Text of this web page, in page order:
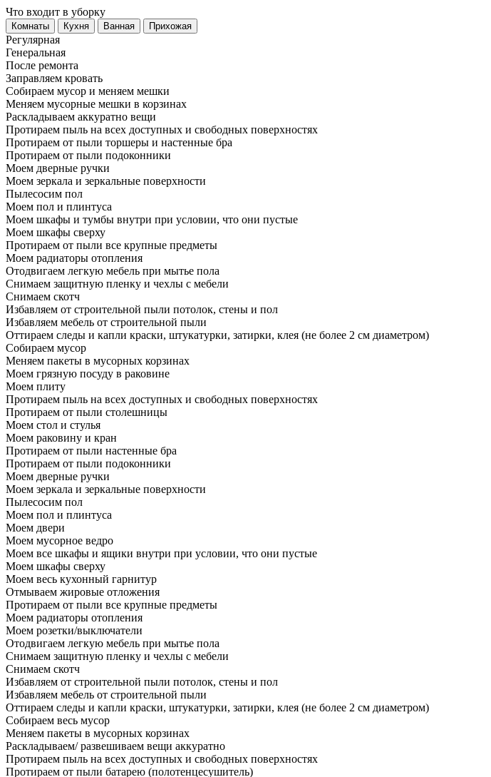
Что входит в уборку
Регу­лярная
Гене­ральная
После ремонта
Заправляем кровать
Собираем мусор и меняем мешки
Меняем мусорные мешки в корзинах
Раскладываем аккуратно вещи
Протираем пыль на всех доступных и свободных поверхностях
Протираем от пыли торшеры и настенные бра
Протираем от пыли подоконники
Моем дверные ручки
Моем зеркала и зеркальные поверхности
Пылесосим пол
Моем пол и плинтуса
Моем шкафы и тумбы внутри при условии, что они пустые
Моем шкафы сверху
Протираем от пыли все крупные предметы
Моем радиаторы отопления
Отодвигаем легкую мебель при мытье пола
Снимаем защитную пленку и чехлы с мебели
Снимаем скотч
Избавляем от строительной пыли потолок, стены и пол
Избавляем мебель от строительной пыли
Оттираем следы и капли краски, штукатурки, затирки, клея (не более 2 см диаметром)
Собираем мусор
Меняем пакеты в мусорных корзинах
Моем грязную посуду в раковине
Моем плиту
Протираем пыль на всех доступных и свободных поверхностях
Протираем от пыли столешницы
Моем стол и стулья
Моем раковину и кран
Протираем от пыли настенные бра
Протираем от пыли подоконники
Моем дверные ручки
Моем зеркала и зеркальные поверхности
Пылесосим пол
Моем пол и плинтуса
Моем двери
Моем мусорное ведро
Моем все шкафы и ящики внутри при условии, что они пустые
Моем шкафы сверху
Моем весь кухонный гарнитур
Отмываем жировые отложения
Протираем от пыли все крупные предметы
Моем радиаторы отопления
Моем розетки/выключатели
Отодвигаем легкую мебель при мытье пола
Снимаем защитную пленку и чехлы с мебели
Снимаем скотч
Избавляем от строительной пыли потолок, стены и пол
Избавляем мебель от строительной пыли
Оттираем следы и капли краски, штукатурки, затирки, клея (не более 2 см диаметром)
Собираем весь мусор
Меняем пакеты в мусорных корзинах
Раскладываем/ развешиваем вещи аккуратно
Протираем пыль на всех доступных и свободных поверхностях
Протираем от пыли батарею (полотенцесушитель)